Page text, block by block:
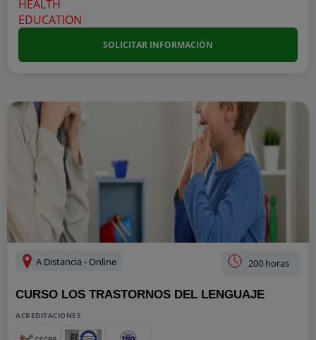
SOLICITAR INFORMACIÓN
A Distancia - Online 200 horas
CURSO LOS TRASTORNOS DEL LENGUAJE
ACREDITACIONES